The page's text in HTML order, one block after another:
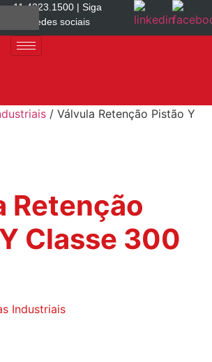
11 4223.1500 | Siga
nas redes sociais
/ Válvula Retenção Pistão Y
Retenção
Classe 300
Industriais